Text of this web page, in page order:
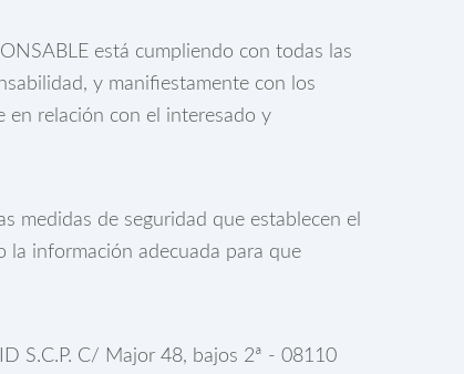
está cumpliendo con todas las
y manifiestamente con los
en relación con el interesado y
medidas de seguridad que establecen el
la información adecuada para que
S.C.P. C/ Major 48, bajos 2ª - 08110